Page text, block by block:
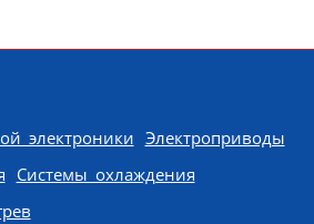
электроники Электроприводы
Системы охлаждения